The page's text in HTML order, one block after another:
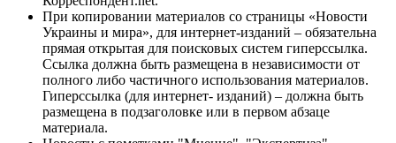
При копировании материалов со страницы «Новости
Украины и мира», для интернет-изданий – обязательна
прямая открытая для поисковых систем гиперссылка.
Ссылка должна быть размещена в независимости от
полного либо частичного использования материалов.
Гиперссылка (для интернет- изданий) – должна быть
размещена в подзаголовке или в первом абзаце
материала.